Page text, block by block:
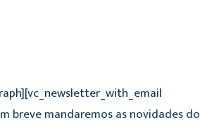
breve mandaremos as novidades do